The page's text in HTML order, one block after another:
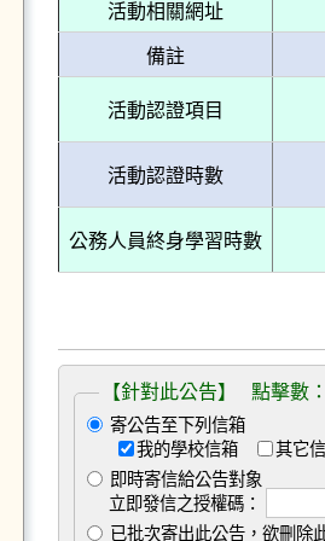
活動相關網址
備註
活動認證項目
活動認證時數
公務人員終身學習時數
【針對此公告】 點擊數
寄公告至下列信箱
我的學校信箱
其它
即時寄信給公告對象
立即發信之授權碼：
已批次寄出此公告，欲刪除